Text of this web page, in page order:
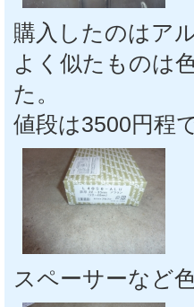
購入したのはア
よく似たものは
た。
値段は3500円程
スペーサーなど